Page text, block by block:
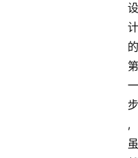
设
计
的
第
一
步
,
虽